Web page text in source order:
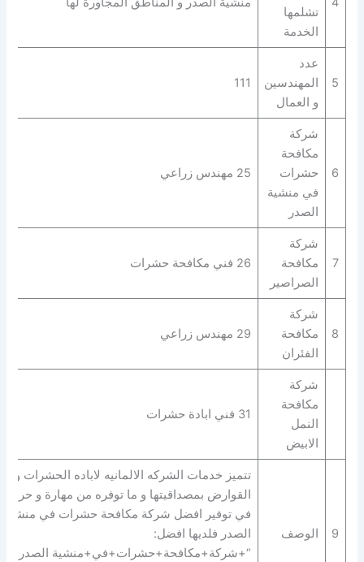
تشلمها
الخدمة
5
عدد
المهندسين
و العمال
111
6
شركة
مكافحة
حشرات
في منشية
الصدر
25 مهندس زراعي
7
شركة
مكافحة
الصراصير
26 فني مكافحة حشرات
8
شركة
مكافحة
الفئران
29 مهندس زراعي
شركة
مكافحة
النمل
الابيض
31 فني ابادة حشرات
9 الوصف
تتميز خدمات الشركه الالمانيه لاباده الحشرات و
القوارض بمصداقيتها و ما توفره من مهارة و حرفية
في توفير افضل شركة مكافحة حشرات في منشية
الصدر فلديها افضل:
“+شركة+مكافحة+حشرات+في+منشية الصدر+”